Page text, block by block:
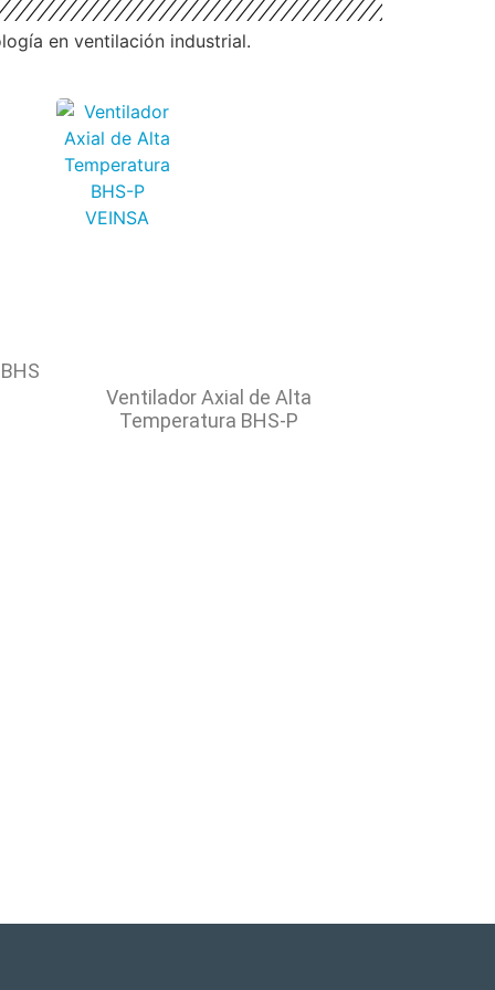
Ventilador Axial de Alta
Temperatura BHS-P
en ventilación industrial.